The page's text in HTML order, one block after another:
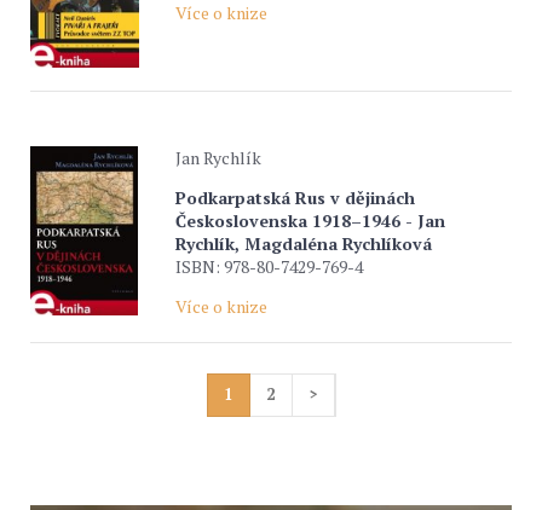
Více o knize
Jan Rychlík
Podkarpatská Rus v dějinách
Československa 1918–1946 - Jan
Rychlík, Magdaléna Rychlíková
ISBN: 978-80-7429-769-4
Více o knize
1 2 >